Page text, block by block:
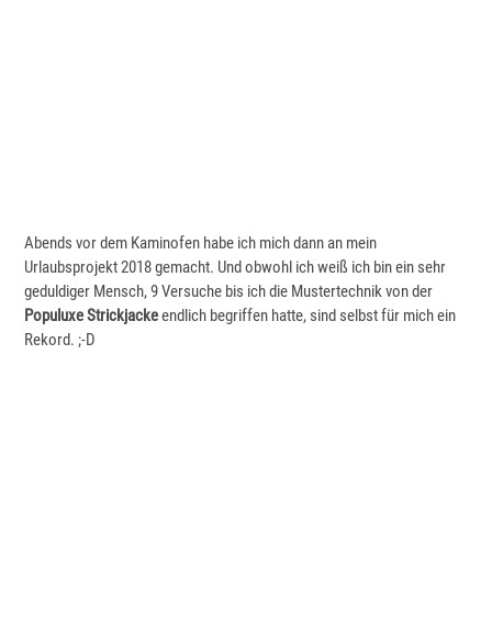
Abends vor dem Kaminofen habe ich mich dann an mein
Urlaubsprojekt 2018 gemacht. Und obwohl ich weiß ich bin ein sehr
geduldiger Mensch, 9 Versuche bis ich die Mustertechnik von der
Populuxe Strickjackeendlich begriffen hatte, sind selbst für mich ein
Rekord. ;-D